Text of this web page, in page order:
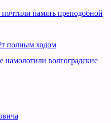
память преподобной
полным ходом
намолотили волгоградские